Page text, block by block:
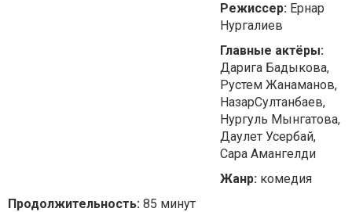
Режиссер: Ернар
Нургалиев
Главные актёры:
Дарига Бадыкова,
Рустем Жанаманов,
НазарСултанбаев,
Нургуль Мынгатова,
Даулет Усербай,
Сара Амангелди
Жанр: комедия
Продолжительность: 85 минут